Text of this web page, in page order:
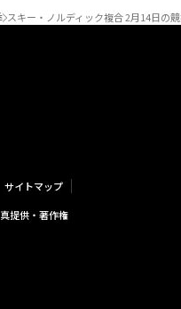
スキー・ノルディック複合 2月14日の
サイトマップ
提供・著作権